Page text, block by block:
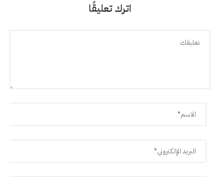
اترك تعليقًا